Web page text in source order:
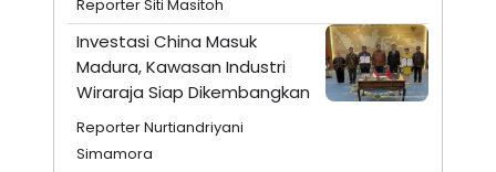
Reporter Siti Masitoh
Investasi China Masuk
Madura, Kawasan Industri
Wiraraja Siap Dikembangkan
Reporter Nurtiandriyani
Simamora